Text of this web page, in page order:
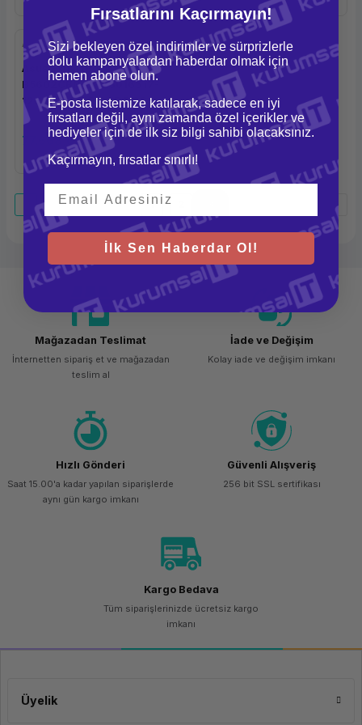
Asus
Asus ExpertBook B5 OLED
B5602CBN-I71260165 i7-
1260P 16GB 512GB DOS
16''
77.668,68 TL
1
Mağazadan Teslimat
İnternetten sipariş et ve mağazadan
teslim al
İade ve Değişim
Kolay iade ve değişim imkanı
Hızlı Gönderi
Saat 15.00'a kadar yapılan siparişlerde
aynı gün kargo imkanı
Güvenli Alışveriş
256 bit SSL sertifikası
Kargo Bedava
Tüm siparişlerinizde ücretsiz kargo
imkanı
Üyelik
Fırsatlarını Kaçırmayın!
Sizi bekleyen özel indirimler ve sürprizlerle
dolu kampanyalardan haberdar olmak için
hemen abone olun.
E-posta listemize katılarak, sadece en iyi
fırsatları değil, aynı zamanda özel içerikler ve
hediyeler için de ilk siz bilgi sahibi olacaksınız.
Kaçırmayın, fırsatlar sınırlı!
İlk Sen Haberdar Ol!